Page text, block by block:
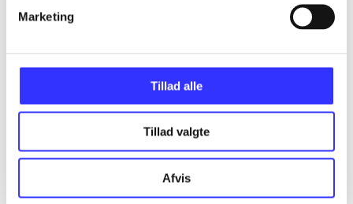
Marketing
Tillad alle
Tillad valgte
Afvis
...
...